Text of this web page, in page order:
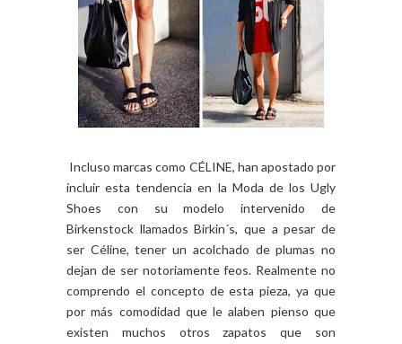
Incluso marcas como CÉLINE, han apostado por
incluir esta tendencia en la Moda de los Ugly
Shoes con su modelo intervenido de
Birkenstock llamados Birkin´s, que a pesar de
ser Céline, tener un acolchado de plumas no
dejan de ser notoriamente feos. Realmente no
comprendo el concepto de esta pieza, ya que
por más comodidad que le alaben pienso que
existen muchos otros zapatos que son